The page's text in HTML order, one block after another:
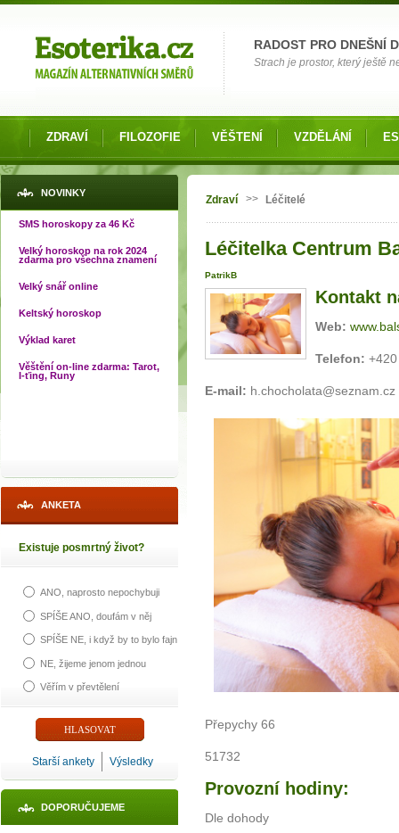
RADOST PRO DNEŠNÍ
Strach je prostor, který ještě
ZDRAVÍ FILOZOFIE VĚŠTENÍ VZDĚLÁNÍ
NOVINKY
SMS horoskopy za 46 Kč
Velký horoskop na rok 2024
zdarma pro všechna znamení
Velký snář online
Keltský horoskop
Výklad karet
Věštění on-line zdarma: Tarot,
I-ťing, Runy
ANKETA
Existuje posmrtný život?
ANO, naprosto nepochybuji
SPÍŠE ANO, doufám v něj
SPÍŠE NE, i když by to bylo fajn
NE, žijeme jenom jednou
Věřím v převtělení
Starší ankety Výsledky
DOPORUČUJEME
Jste zde
Zdraví >> Léčitelé
Léčitelka Centrum
PatrikB
Kontakt
Web:
Telefon:
E-mail: h.chocholata@seznam.cz
Přepychy 66
51732
Provozní hodiny:
Dle dohody